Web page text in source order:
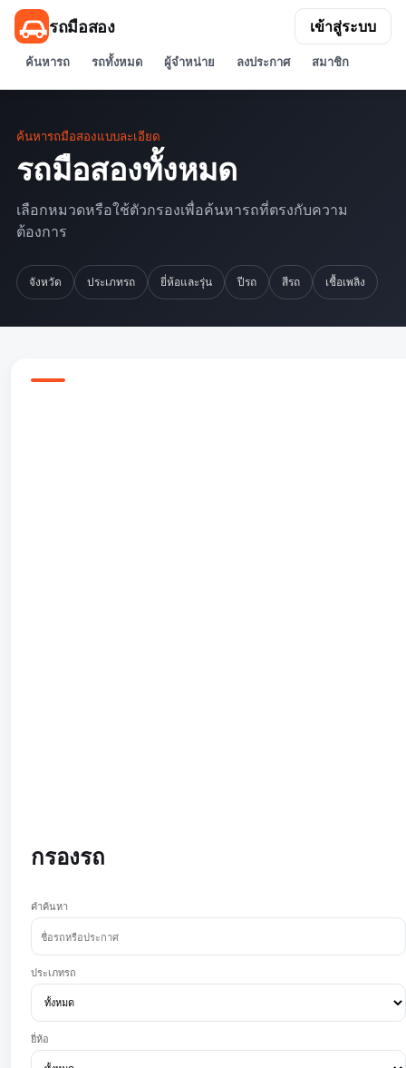
รถมือสอง
ค้นหารถ รถทั้งหมด ผู้จำหน่าย ลงประกาศ สมาชิก
เข้าสู่ระบบ
ค้นหารถมือสองแบบละเอียด
รถมือสองทั้งหมด
เลือกหมวดหรือใช้ตัวกรองเพื่อค้นหารถที่ตรงกับความ
ต้องการ
จังหวัด ประเภทรถ ยี่ห้อและรุ่น ปีรถ สีรถ เชื้อเพลิง
กรองรถ
คำค้นหา
ประเภทรถ
ยี่ห้อ